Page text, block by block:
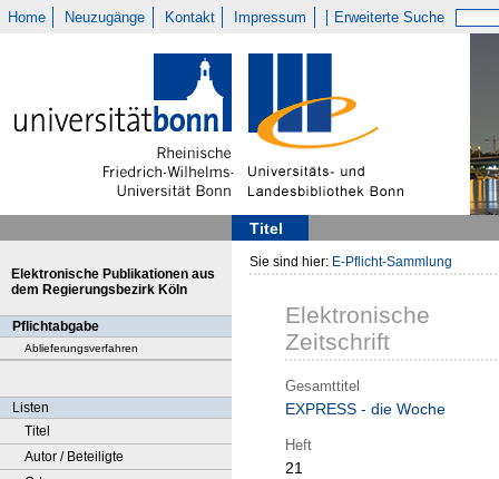
Home Neuzugänge Kontakt Impressum Erweiterte Suche
Titel
Elektronische Publikationen aus
dem Regierungsbezirk Köln
Pflichtabgabe
Ablieferungsverfahren
Listen
Titel
Autor / Beteiligte
Sie sind hier: E-Pflicht-Sammlung
Elektronische
Zeitschrift
Gesamttitel
EXPRESS - die Woche
Heft
21